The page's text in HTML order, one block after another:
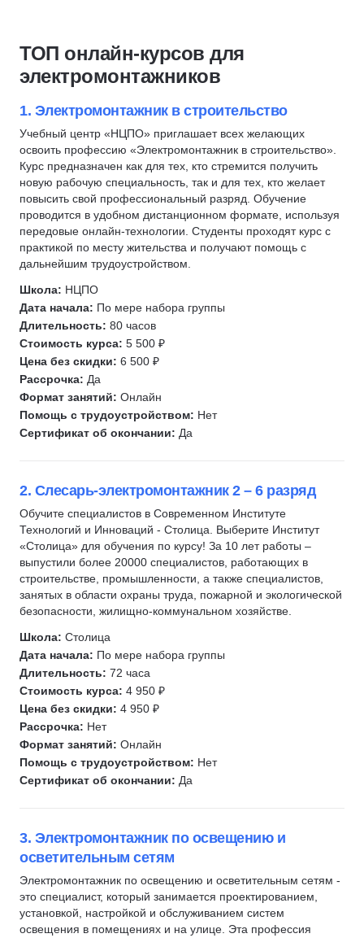
Техносферная безопасность
Рабочие профессии
Технолог швейного производства
Социальная работа
Антитеррористическая защита
Товароведение
Столярное дело
Сестринское дело
Холодильное оборудование
Кадастровая деятельность
Водитель погрузчика
Портной
Полиграфолог
Сантехник
Электромеханик по лифтам
Слаботочные системы
Крановщик
Социальная сфера
Прораб
Официант
Закройщик
Шиномонтаж
Агропромышленный комплекс (АПК)
Парламентская деятельность
Избирательный процесс
Инженерные системы
Водоснабжение
Геодезия
Картография
Маркшейдерское дело
Добыча полезных ископаемых
Горное дело
Отделочные работы
Капитальный ремонт
Ихтиология
Государственное и муниципальное управление (ГМУ)
Транспортная логистика
Кинолог
Архивное дело
Администратор салона красоты
Администратор спортивной организации
Гостиничный бизнес
Административно-хозяйственная деятельность (АХД)
Управление поставками
Управление безопасностью
ТОП онлайн-курсов для
электромонтажников
1. Электромонтажник в строительство
Учебный центр «НЦПО» приглашает всех желающих
освоить профессию «Электромонтажник в строительство».
Курс предназначен как для тех, кто стремится получить
новую рабочую специальность, так и для тех, кто желает
повысить свой профессиональный разряд. Обучение
проводится в удобном дистанционном формате, используя
передовые онлайн-технологии. Студенты проходят курс с
практикой по месту жительства и получают помощь с
дальнейшим трудоустройством.
Школа: НЦПО
Дата начала: По мере набора группы
Длительность: 80 часов
Стоимость курса: 5 500 ₽
Цена без скидки: 6 500 ₽
Рассрочка: Да
Формат занятий: Онлайн
Помощь с трудоустройством: Нет
Сертификат об окончании: Да
2. Слесарь-электромонтажник 2 – 6 разряд
Обучите специалистов в Современном Институте
Технологий и Инноваций - Столица. Выберите Институт
«Столица» для обучения по курсу! За 10 лет работы –
выпустили более 20000 специалистов, работающих в
строительстве, промышленности, а также специалистов,
занятых в области охраны труда, пожарной и экологической
безопасности, жилищно-коммунальном хозяйстве.
Школа: Столица
Дата начала: По мере набора группы
Длительность: 72 часа
Стоимость курса: 4 950 ₽
Цена без скидки: 4 950 ₽
Рассрочка: Нет
Формат занятий: Онлайн
Помощь с трудоустройством: Нет
Сертификат об окончании: Да
3. Электромонтажник по освещению и
осветительным сетям
Электромонтажник по освещению и осветительным сетям -
это специалист, который занимается проектированием,
установкой, настройкой и обслуживанием систем
освещения в помещениях и на улице. Эта профессия